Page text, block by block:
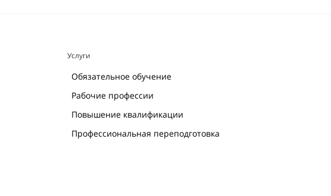
Услуги
Обязательное обучение
Рабочие профессии
Повышение квалификации
Профессиональная переподготовка